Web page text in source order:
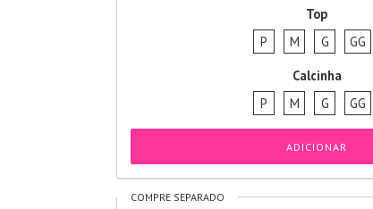
Top
P
M G
GG
Calcinha
P
M G GG
ADICIONAR
COMPRE SEPARADO